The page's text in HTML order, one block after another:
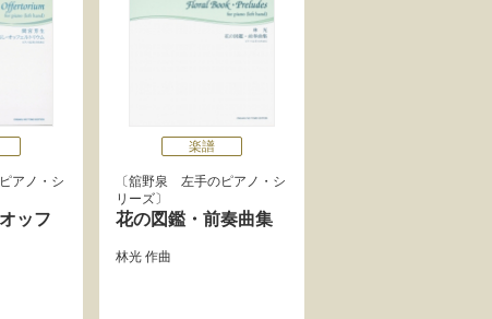
アノ・シ
ッフ
楽譜
舘野泉 左手のピアノ・シ
リーズ
花の図鑑・前奏曲集
林光 作曲